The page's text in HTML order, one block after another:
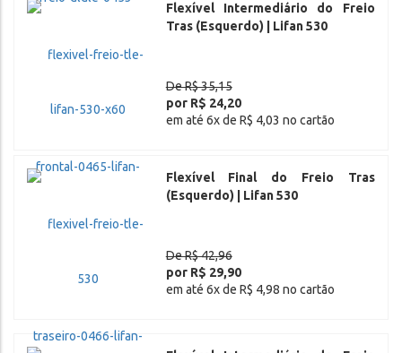
Flexível Intermediário do Freio
Tras (Esquerdo) | Lifan 530
De R$ 35,15
por R$ 24,20
em até 6x de R$ 4,03 no cartão
Flexível Final do Freio Tras
(Esquerdo) | Lifan 530
De R$ 42,96
por R$ 29,90
em até 6x de R$ 4,98 no cartão